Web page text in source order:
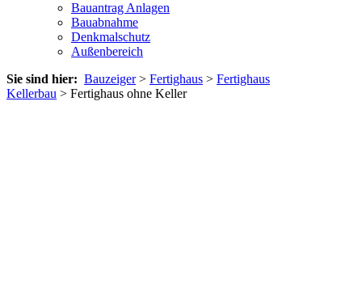
Bauantrag Anlagen
Bauabnahme
Denkmalschutz
Außenbereich
Sie sind hier: Bauzeiger> Fertighaus > Fertighaus
Kellerbau > Fertighaus ohne Keller